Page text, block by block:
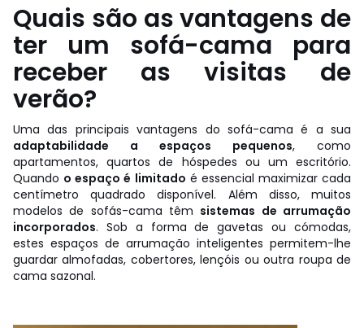
Quais são as vantagens de
ter um sofá-cama para
receber as visitas de
verão?
Uma das principais vantagens do sofá-cama é a sua
adaptabilidade a espaços pequenos, como
apartamentos, quartos de hóspedes ou um escritório.
Quando o espaço é limitado é essencial maximizar cada
centímetro quadrado disponível. Além disso, muitos
modelos de sofás-cama têm sistemas de arrumação
incorporados. Sob a forma de gavetas ou cómodas,
estes espaços de arrumação inteligentes permitem-lhe
guardar almofadas, cobertores, lençóis ou outra roupa de
cama sazonal.